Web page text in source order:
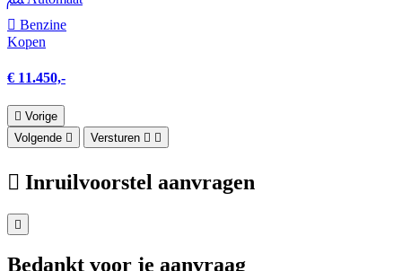
Benzine
Kopen
€ 11.450,-
Vorige
Volgende
Versturen
Inruilvoorstel aanvragen
Bedankt voor je aanvraag